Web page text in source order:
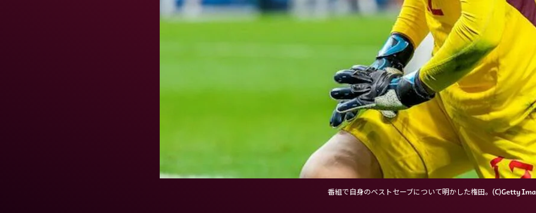
番組で自身のベストセーブについて明かした権田。(C)Getty